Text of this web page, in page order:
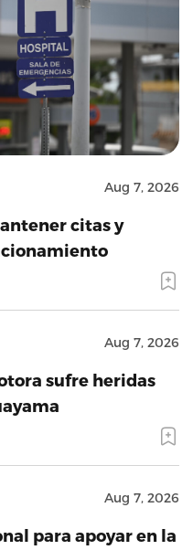
Aug 7, 2026
citas y
Aug 7, 2026
sufre heridas
Aug 7, 2026
para apoyar en la